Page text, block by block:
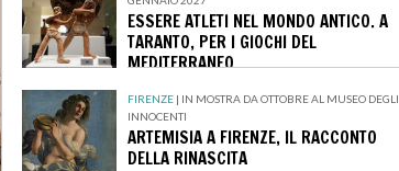
ESSERE ATLETI NEL MONDO ANTICO. A
TARANTO, PER I GIOCHI DEL
MEDITERRANEO
FIRENZE | IN MOSTRA DA OTTOBRE AL MUSEO DEGLI
INNOCENTI
ARTEMISIA A FIRENZE, IL RACCONTO
DELLA RINASCITA